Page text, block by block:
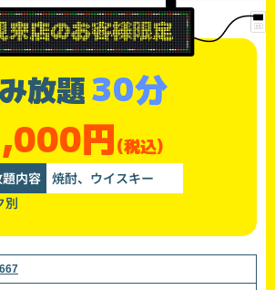
放題30分
円(税込)
内容 焼酎、ウイスキー
別